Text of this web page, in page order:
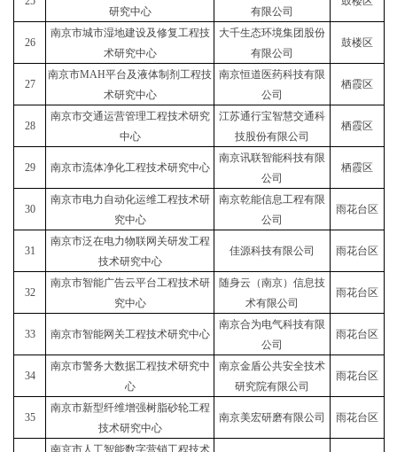
研究中心
有限公司
26
南京市城市湿地建设及修复工程技
术研究中心
大千生态环境集团股份
有限公司
鼓楼区
27
南京市MAH平台及液体制剂工程技
术研究中心
南京恒道医药科技有限
公司
栖霞区
28
南京市交通运营管理工程技术研究
中心
江苏通行宝智慧交通科
技股份有限公司
栖霞区
29 南京市流体净化工程技术研究中心
南京讯联智能科技有限
公司
栖霞区
30
南京市电力自动化运维工程技术研
究中心
南京乾能信息工程有限
公司
雨花台区
31
南京市泛在电力物联网关研发工程
技术研究中心
佳源科技有限公司 雨花台区
32
南京市智能广告云平台工程技术研
究中心
随身云（南京）信息技
术有限公司
雨花台区
33 南京市智能网关工程技术研究中心
南京合为电气科技有限
公司
雨花台区
34
南京市警务大数据工程技术研究中
心
南京金盾公共安全技术
研究院有限公司
雨花台区
35
南京市新型纤维增强树脂砂轮工程
技术研究中心
南京美宏研磨有限公司 雨花台区
南京市人工智能数字营销工程技术